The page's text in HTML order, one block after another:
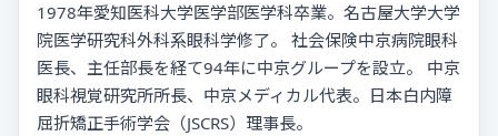
1978年愛知医科大学医学部医学科卒業。名古屋大学大学
院医学研究科外科系眼科学修了。 社会保険中京病院眼科
医長、主任部長を経て94年に中京グループを設立。 中京
眼科視覚研究所所長、中京メディカル代表。日本白内障
屈折矯正手術学会（JSCRS）理事長。